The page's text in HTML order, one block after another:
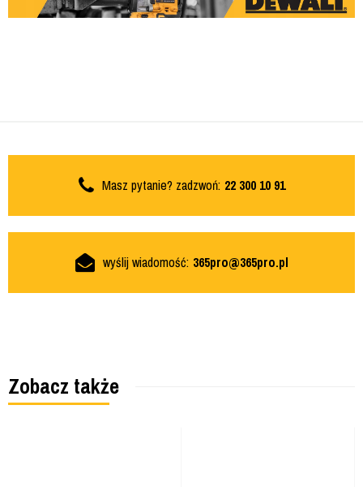
Masz pytanie? zadzwoń: 22 300 10 91
wyślij wiadomość: 365pro@365pro.pl
Zobacz także